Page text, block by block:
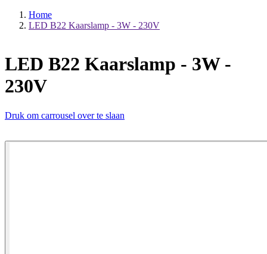
Home
LED B22 Kaarslamp - 3W - 230V
LED B22 Kaarslamp - 3W -
230V
Druk om carrousel over te slaan